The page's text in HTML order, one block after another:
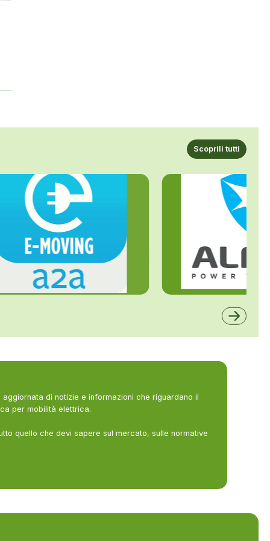
Scoprili tutti
di notizie e informazioni che riguardano il
per mobilità elettrica.
quello che devi sapere sul mercato, sulle normative